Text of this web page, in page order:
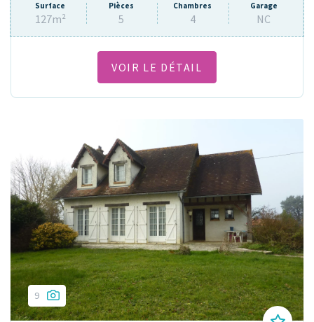
Surface
127m²
Pièces
5
Chambres
4
Garage
NC
VOIR LE DÉTAIL
9